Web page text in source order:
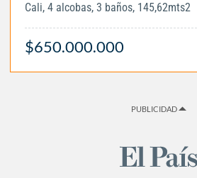
Cali, 4 alcobas, 3 baños, 145,62mts2
$650.000.000
PUBLICIDAD